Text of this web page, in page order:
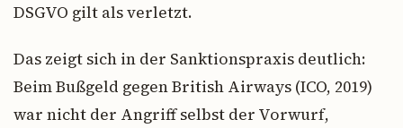
DSGVO gilt als verletzt.
Das zeigt sich in der Sanktionspraxis deutlich:
Beim Bußgeld gegen British Airways (ICO, 2019)
war nicht der Angriff selbst der Vorwurf,